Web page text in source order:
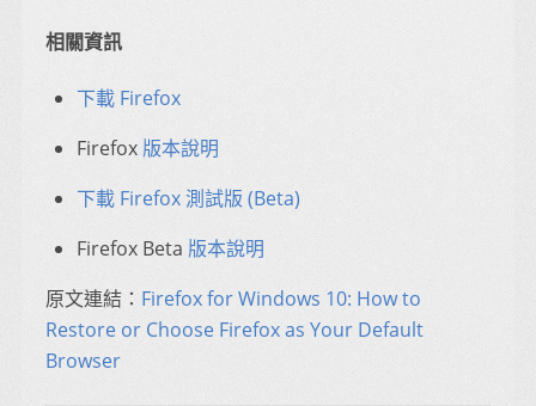
相關資訊
下載 Firefox
Firefox 版本說明
下載 Firefox 測試版 (Beta)
Firefox Beta 版本說明
原文連結： Firefox for Windows 10: How to
Restore or Choose Firefox as Your Default
Browser